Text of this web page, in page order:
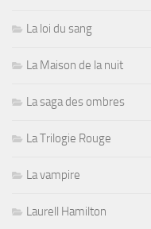
La loi du sang
La Maison de la nuit
La saga des ombres
La Trilogie Rouge
La vampire
Laurell Hamilton